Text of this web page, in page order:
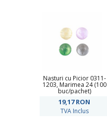
Nasturi cu Picior 0311-
1203, Marimea 24 (100
buc/pachet)
19,17RON
TVA Inclus